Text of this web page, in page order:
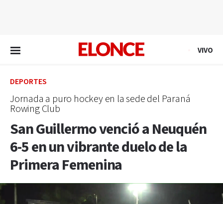
VIVO
DEPORTES
Jornada a puro hockey en la sede del Paraná
Rowing Club
San Guillermo venció a Neuquén
6-5 en un vibrante duelo de la
Primera Femenina